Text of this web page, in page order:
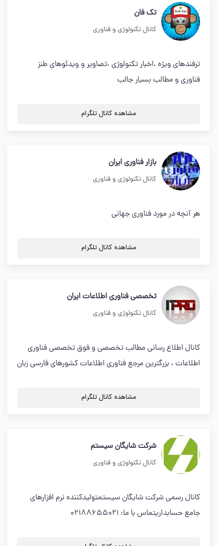
تك فان
کانال تکنولوژی و فناوری
ترفندهاى ويژه ،اخبار تكنولوژى ،تصاوير و ويدئوهاى طنز
فناورى و مطالب بسيار جالب
مشاهده کانال تلگرام
بازار فناوری ایران
کانال تکنولوژی و فناوری
هر آنچه در مورد فناوری جهانی
مشاهده کانال تلگرام
تخصصی فناوری اطلاعات ایران
کانال تکنولوژی و فناوری
کانال اطلاع رسانی مطالب تخصصی و فوق تخصصی فناوری
اطلاعات ، بزرگترین مرجع فناوری اطلاعات کشورهای فارسی زبان
مشاهده کانال تلگرام
شرکت شایگان سیستم
کانال تکنولوژی و فناوری
کانال رسمی شرکت شایگان سیستمتولیدکننده نرم افزارهای
جامع حسابداریتماس با ما: 02188655021